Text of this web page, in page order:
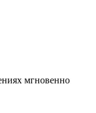
мгновенно